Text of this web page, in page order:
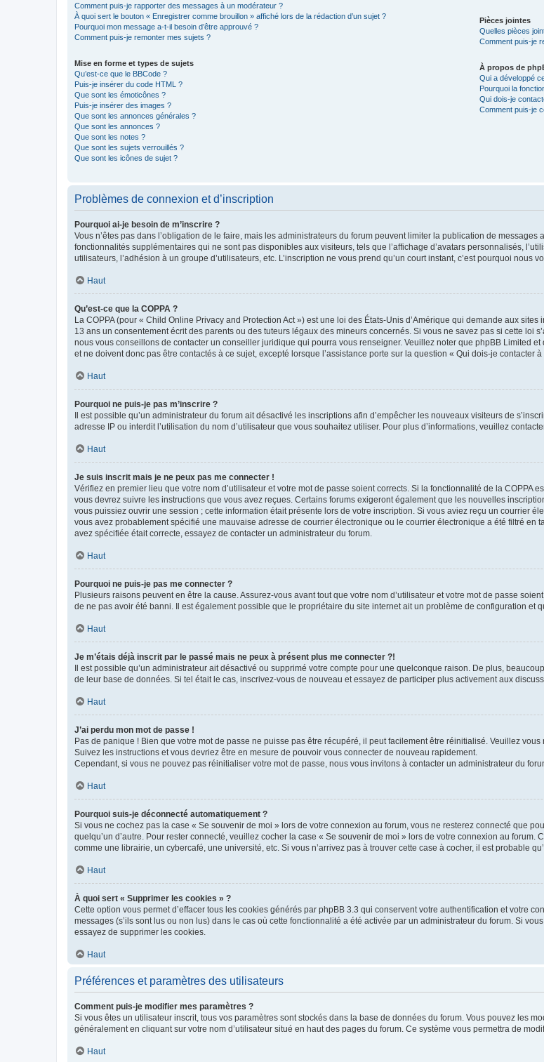
Comment puis-je rapporter des messages à un modérateur ?
À quoi sert le bouton « Enregistrer comme brouillon » affiché lors de la rédaction d’un sujet ?
Pourquoi mon message a-t-il besoin d’être approuvé ?
Comment puis-je remonter mes sujets ?
Mise en forme et types de sujets
Qu’est-ce que le BBCode ?
Puis-je insérer du code HTML ?
Que sont les émoticônes ?
Puis-je insérer des images ?
Que sont les annonces générales ?
Que sont les annonces ?
Que sont les notes ?
Que sont les sujets verrouillés ?
Que sont les icônes de sujet ?
Pièces jointes
Quelles pièces
Comment puis-je
À propos de
Qui a développé
Pourquoi la
Qui dois-je
Comment puis-je
Problèmes de connexion et d’inscription
Pourquoi ai-je besoin de m’inscrire ?
Vous n’êtes pas dans l’obligation de le faire, mais les administrateurs du forum peuvent limiter la publication de
fonctionnalités supplémentaires qui ne sont pas disponibles aux visiteurs, tels que l’affichage d’avatars personnalisés,
utilisateurs, l’adhésion à un groupe d’utilisateurs, etc. L’inscription ne vous prend qu’un court instant, c’est pourquoi nous
Haut
Qu’est-ce que la COPPA ?
La COPPA (pour « Child Online Privacy and Protection Act ») est une loi des États-Unis d’Amérique qui demande aux
13 ans un consentement écrit des parents ou des tuteurs légaux des mineurs concernés. Si vous ne savez pas si cette loi
nous vous conseillons de contacter un conseiller juridique qui pourra vous renseigner. Veuillez noter que phpBB Limited
et ne doivent donc pas être contactés à ce sujet, excepté lorsque l’assistance porte sur la question « Qui dois-je contacter
Haut
Pourquoi ne puis-je pas m’inscrire ?
Il est possible qu’un administrateur du forum ait désactivé les inscriptions afin d’empêcher les nouveaux visiteurs de
adresse IP ou interdit l’utilisation du nom d’utilisateur que vous souhaitez utiliser. Pour plus d’informations, veuillez
Haut
Je suis inscrit mais je ne peux pas me connecter !
Vérifiez en premier lieu que votre nom d’utilisateur et votre mot de passe soient corrects. Si la fonctionnalité de la COPPA
vous devrez suivre les instructions que vous avez reçues. Certains forums exigeront également que les nouvelles
vous puissiez ouvrir une session ; cette information était présente lors de votre inscription. Si vous aviez reçu un courrier
vous avez probablement spécifié une mauvaise adresse de courrier électronique ou le courrier électronique a été filtré en
avez spécifiée était correcte, essayez de contacter un administrateur du forum.
Haut
Pourquoi ne puis-je pas me connecter ?
Plusieurs raisons peuvent en être la cause. Assurez-vous avant tout que votre nom d’utilisateur et votre mot de passe
de ne pas avoir été banni. Il est également possible que le propriétaire du site internet ait un problème de configuration et
Haut
Je m’étais déjà inscrit par le passé mais ne peux à présent plus me connecter ?!
Il est possible qu’un administrateur ait désactivé ou supprimé votre compte pour une quelconque raison. De plus,
de leur base de données. Si tel était le cas, inscrivez-vous de nouveau et essayez de participer plus activement aux
Haut
J’ai perdu mon mot de passe !
Pas de panique ! Bien que votre mot de passe ne puisse pas être récupéré, il peut facilement être réinitialisé. Veuillez
Suivez les instructions et vous devriez être en mesure de pouvoir vous connecter de nouveau rapidement.
Cependant, si vous ne pouvez pas réinitialiser votre mot de passe, nous vous invitons à contacter un administrateur du
Haut
Pourquoi suis-je déconnecté automatiquement ?
Si vous ne cochez pas la case « Se souvenir de moi » lors de votre connexion au forum, vous ne resterez connecté que
quelqu’un d’autre. Pour rester connecté, veuillez cocher la case « Se souvenir de moi » lors de votre connexion au
comme une librairie, un cybercafé, une université, etc. Si vous n’arrivez pas à trouver cette case à cocher, il est probable
Haut
À quoi sert « Supprimer les cookies » ?
Cette option vous permet d’effacer tous les cookies générés par phpBB 3.3 qui conservent votre authentification et votre
messages (s’ils sont lus ou non lus) dans le cas où cette fonctionnalité a été activée par un administrateur du forum. Si
essayez de supprimer les cookies.
Haut
Préférences et paramètres des utilisateurs
Comment puis-je modifier mes paramètres ?
Si vous êtes un utilisateur inscrit, tous vos paramètres sont stockés dans la base de données du forum. Vous pouvez les
généralement en cliquant sur votre nom d’utilisateur situé en haut des pages du forum. Ce système vous permettra de
Haut